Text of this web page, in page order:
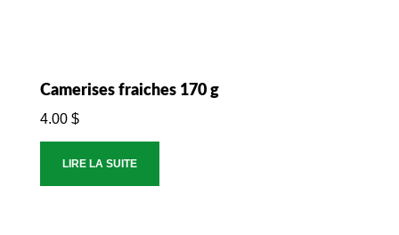
Camerises fraiches 170 g
4.00 $
LIRE LA SUITE